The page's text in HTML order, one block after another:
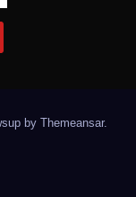
by Themeansar.